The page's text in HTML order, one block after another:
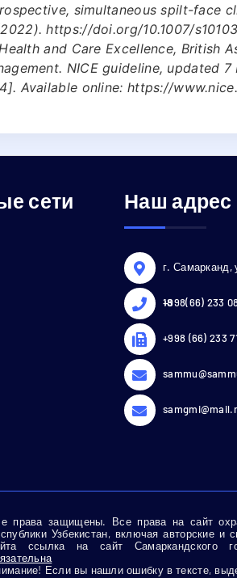
simultaneous spilt-face
https://doi.org/10.1007/
and Care Excellence, British
NICE guideline, updated
Available online: https://
сети Наш адрес
г.
18
+998(66) 233
+998 (66) 233
права защищены. Все права на сайт
Узбекистан, включая авторские
ссылка на сайт Самаркандского
Если вы нашли ошибку в тексте,